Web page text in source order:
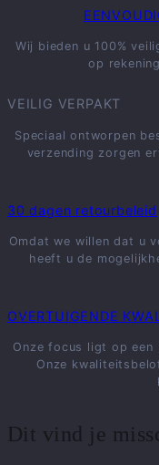
Wij bieden u 100%
op
VEILIG VERPAKT
Speciaal ontworpen
verzending zorgen
30 dagen retourbeleid
Omdat we willen dat u
heeft u de
OVERTUIGENDE
Onze focus ligt op
Onze
Dit vind je